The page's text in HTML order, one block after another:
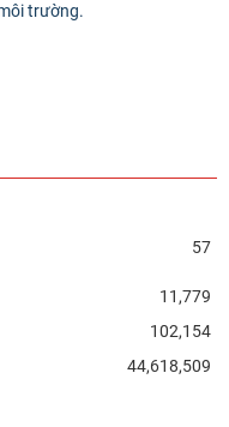
trường.
57
11,779
102,154
44,618,509